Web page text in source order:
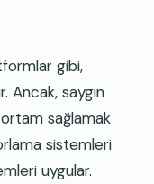
gibi,
Ancak, saygın
sağlamak
sistemleri
uygular.